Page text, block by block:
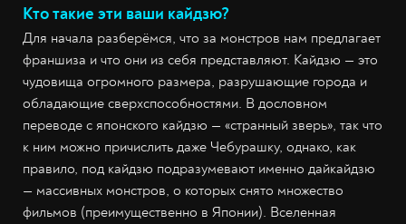
Кто такие эти ваши кайдзю?
Для начала разберёмся, что за монстров нам предлагает
франшиза и что они из себя представляют. Кайдзю — это
чудовища огромного размера, разрушающие города и
обладающие сверхспособностями. В дословном
переводе с японского кайдзю — «странный зверь», так что
к ним можно причислить даже Чебурашку, однако, как
правило, под кайдзю подразумевают именно дайкайдзю
— массивных монстров, о которых снято множество
фильмов (преимущественно в Японии). Вселенная